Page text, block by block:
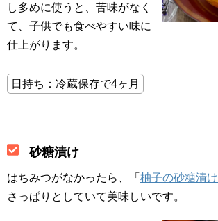
し多めに使うと、苦味がなく
て、子供でも食べやすい味に
仕上がります。
日持ち：冷蔵保存で4ヶ月
砂糖漬け
はちみつがなかったら、「 柚子の砂糖漬け
さっぱりとしていて美味しいです。